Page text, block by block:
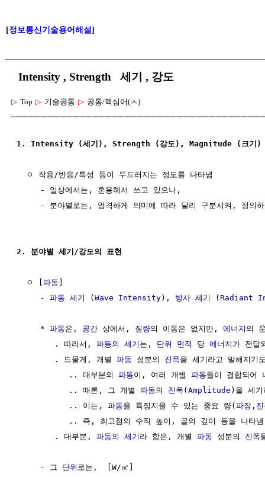
[정보통신기술용어해설]
Intensity , Strength 세기 , 강도
▷ Top ▷ 기술공통 ▷ 공통/핵심어(ㅅ)
1. Intensity (세기), Strength (강도), Magnitude (크기)
  ㅇ 작용/반응/특성 등이 두드러지는 정도를 나타냄
     - 일상에서는, 혼용해서 쓰고 있으나,
- 분야별로는, 엄격하게 의미에 따라 달리 구분시켜, 정의
2. 분야별 세기/강도의 표현
  ㅇ [
파동 ]
     -
파동 세기 (Wave Intensity), 방사 세기 (Radiant
     *
파동은, 공간 상에서, 질량의 이동은 없지만, 에너지 의
        . 따라서,
파동의 세기 는, 단위 면적 당 에너지 가 전달
        . 드물게, 개별
파동 성분의 진폭을 세기라고 말해지기
           .. 대부분의
파동이, 여러 개별 파동들이 결합되어
           .. 때론, 그 개별
파동의 진폭 (Amplitude )을 세기
           .. 이는,
파동을 특징지을 수 있는 중요 량(파장 ,
           .. 즉, 최고점의 수직 높이, 골의 깊이 등을 나타냄
        . 대부분,
파동의 세기 라 함은, 개별 파동 성분의 진폭
     - 그
단위 로는,  [W/㎡]